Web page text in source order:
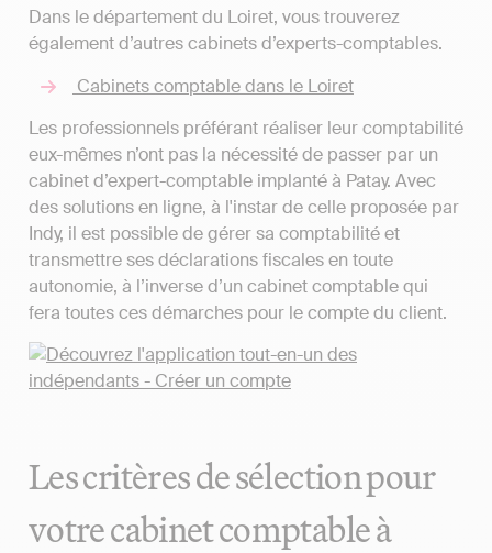
Dans le département du Loiret, vous trouverez
également d’autres cabinets d’experts-comptables.
Cabinets comptable dans le Loiret
Les professionnels préférant réaliser leur comptabilité
eux-mêmes n’ont pas la nécessité de passer par un
cabinet d’expert-comptable implanté à Patay. Avec
des solutions en ligne, à l'instar de celle proposée par
Indy, il est possible de gérer sa comptabilité et
transmettre ses déclarations fiscales en toute
autonomie, à l’inverse d’un cabinet comptable qui
fera toutes ces démarches pour le compte du client.
Les critères de sélection pour
votre cabinet comptable à